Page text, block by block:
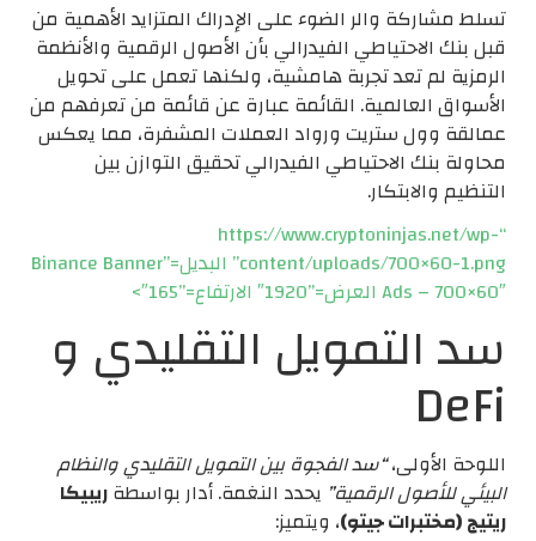
تسلط مشاركة والر الضوء على الإدراك المتزايد الأهمية من
قبل بنك الاحتياطي الفيدرالي بأن الأصول الرقمية والأنظمة
الرمزية لم تعد تجربة هامشية، ولكنها تعمل على تحويل
الأسواق العالمية. القائمة عبارة عن قائمة من تعرفهم من
عمالقة وول ستريت ورواد العملات المشفرة، مما يعكس
محاولة بنك الاحتياطي الفيدرالي تحقيق التوازن بين
التنظيم والابتكار.
“https://www.cryptoninjas.net/wp-
content/uploads/700×60-1.png” البديل=”Binance Banner
Ads – 700×60″ العرض=”1920″ الارتفاع=”165″>
سد التمويل التقليدي و
DeFi
اللوحة الأولى،“سد الفجوة بين التمويل التقليدي والنظام
البيئي للأصول الرقمية” يحدد النغمة. أدار بواسطةريبيكا
ريتيج (مختبرات جيتو)، ويتميز: